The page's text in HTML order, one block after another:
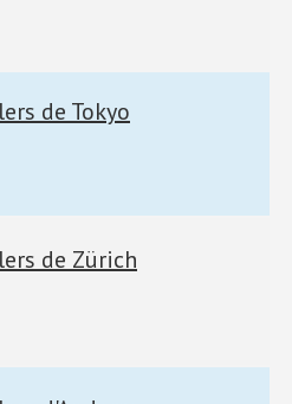
de Tokyo
de Zürich